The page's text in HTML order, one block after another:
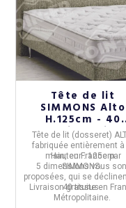
Tête de lit
SIMMONS Alto
H.125cm - 40
coloris 5
Tête de lit (dosseret)
fabriquée entièrement à
main, enFrancepar
SIMMONS.
Hauteur :125cm
5 dimensions vous
proposées, qui se
40 tissus.
Livraison gratuite en
Métropolitaine.